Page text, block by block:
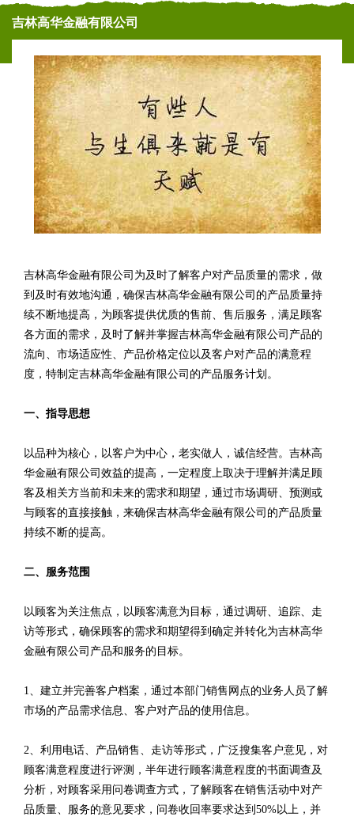
吉林高华金融有限公司
吉林高华金融有限公司为及时了解客户对产品质量的需求，做
到及时有效地沟通，确保吉林高华金融有限公司的产品质量持
续不断地提高，为顾客提供优质的售前、售后服务，满足顾客
各方面的需求，及时了解并掌握吉林高华金融有限公司产品的
流向、市场适应性、产品价格定位以及客户对产品的满意程
度，特制定吉林高华金融有限公司的产品服务计划。
一、指导思想
以品种为核心，以客户为中心，老实做人，诚信经营。吉林高
华金融有限公司效益的提高，一定程度上取决于理解并满足顾
客及相关方当前和未来的需求和期望，通过市场调研、预测或
与顾客的直接接触，来确保吉林高华金融有限公司的产品质量
持续不断的提高。
二、服务范围
以顾客为关注焦点，以顾客满意为目标，通过调研、追踪、走
访等形式，确保顾客的需求和期望得到确定并转化为吉林高华
金融有限公司产品和服务的目标。
1、建立并完善客户档案，通过本部门销售网点的业务人员了解
市场的产品需求信息、客户对产品的使用信息。
2、利用电话、产品销售、走访等形式，广泛搜集客户意见，对
顾客满意程度进行评测，半年进行顾客满意程度的书面调查及
分析，对顾客采用问卷调查方式，了解顾客在销售活动中对产
品质量、服务的意见要求，问卷收回率要求达到50%以上，并